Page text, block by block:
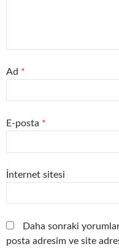
Ad *
E-posta *
İnternet sitesi
Daha sonraki
posta adresim ve site